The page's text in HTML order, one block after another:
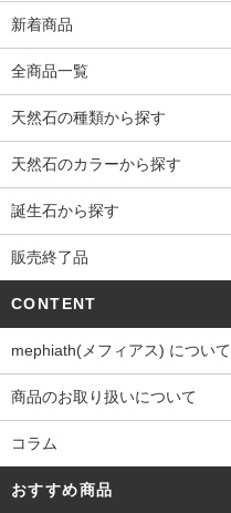
新着商品
全商品一覧
天然石の種類から探す
天然石のカラーから探す
誕生石から探す
販売終了品
CONTENT
mephiath(メフィアス) について
商品のお取り扱いについて
コラム
おすすめ商品